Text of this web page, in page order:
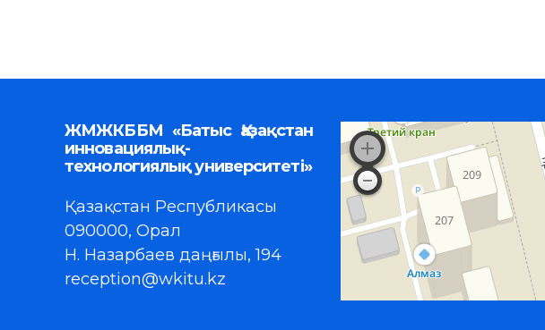
ЖМЖКББМ «Батыс Қазақстан
инновациялық-
технологиялық университеті»
Қазақстан Республикасы
090000, Орал
Н. Назарбаев даңғылы, 194
reception@wkitu.kz